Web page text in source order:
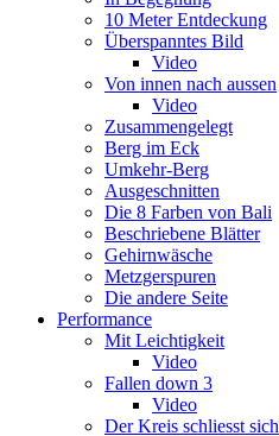
10 Meter Entdeckung
Überspanntes Bild
Video
Von innen nach aussen
Video
Zusammengelegt
Berg im Eck
Umkehr-Berg
Ausgeschnitten
Die 8 Farben von Bali
Beschriebene Blätter
Gehirnwäsche
Metzgerspuren
Die andere Seite
Performance
Mit Leichtigkeit
Video
Fallen down 3
Video
Der Kreis schliesst sich